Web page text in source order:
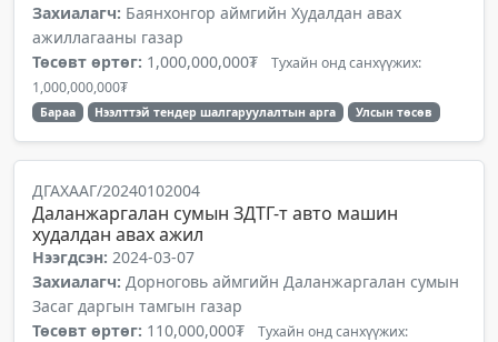
Захиалагч: Баянхонгор аймгийн Худалдан авах
ажиллагааны газар
Төсөвт өртөг: 1,000,000,000₮ Тухайн онд санхүүжих:
1,000,000,000₮
Бараа Нээлттэй тендер шалгаруулалтын арга Улсын төсөв
ДГАХААГ/20240102004
Даланжаргалан сумын ЗДТГ-т авто машин
худалдан авах ажил
Нээгдсэн: 2024-03-07
Захиалагч: Дорноговь аймгийн Даланжаргалан сумын
Засаг даргын тамгын газар
Төсөвт өртөг: 110,000,000₮ Тухайн онд санхүүжих: